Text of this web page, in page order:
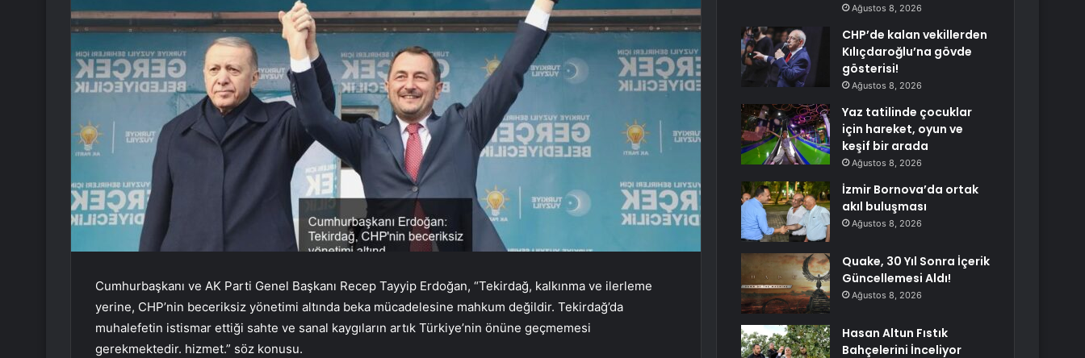
Cumhurbaşkanı ve AK Parti Genel Başkanı Recep Tayyip Erdoğan, “Tekirdağ, kalkınma ve ilerleme
yerine, CHP’nin beceriksiz yönetimi altında beka mücadelesine mahkum değildir. Tekirdağ’da
muhalefetin istismar ettiği sahte ve sanal kaygıların artık Türkiye’nin önüne geçmemesi
gerekmektedir. hizmet.” söz konusu.
Ağustos 8, 2026
CHP’de kalan vekillerden
Kılıçdaroğlu’na gövde
gösterisi!
Ağustos 8, 2026
Yaz tatilinde çocuklar
için hareket, oyun ve
keşif bir arada
Ağustos 8, 2026
İzmir Bornova’da ortak
akıl buluşması
Ağustos 8, 2026
Quake, 30 Yıl Sonra İçerik
Güncellemesi Aldı!
Ağustos 8, 2026
Hasan Altun Fıstık
Bahçelerini İnceliyor